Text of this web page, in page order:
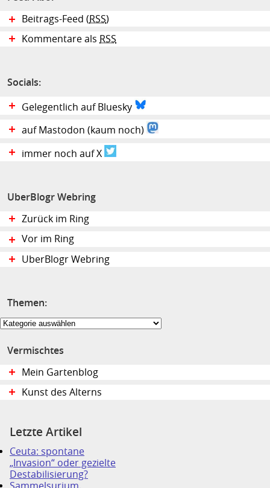
Beitrags-Feed (RSS)
Kommentare als RSS
Socials:
Gelegentlich auf Bluesky
auf Mastodon (kaum noch)
immer noch auf X
UberBlogr Webring
Zurück im Ring
Vor im Ring
UberBlogr Webring
Themen:
Themen:
Vermischtes
Mein Gartenblog
Kunst des Alterns
Letzte Artikel
Ceuta: spontane
„Invasion“ oder gezielte
Destabilisierung?